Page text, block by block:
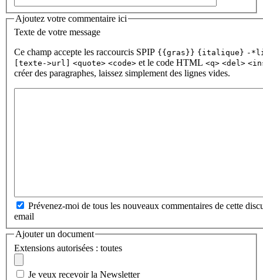
Ajoutez votre commentaire ici
Texte de votre message
Ce champ accepte les raccourcis SPIP {{gras}} {italique} -
[texte->url]
<quote> <code> et le code HTML <q> <del>
créer des paragraphes, laissez simplement des lignes vides.
Prévenez-moi de tous les nouveaux commentaires de cette
email
Ajouter un document
Extensions autorisées : toutes
Je veux recevoir la Newsletter